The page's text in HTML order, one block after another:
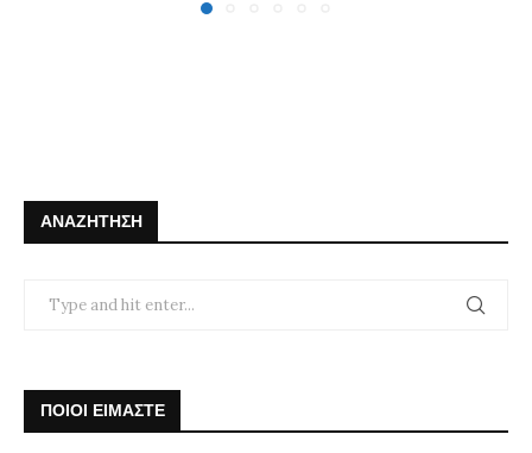
ΑΝΑΖΉΤΗΣΗ
ΠΟΙΟΙ ΕΙΜΑΣΤΕ